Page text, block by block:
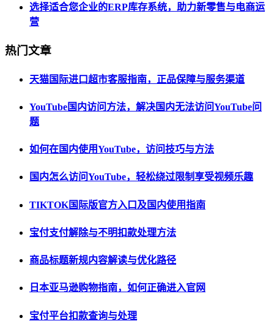
选择适合您企业的ERP库存系统，助力新零售与电商运
营
热门文章
天猫国际进口超市客服指南，正品保障与服务渠道
YouTube国内访问方法，解决国内无法访问YouTube问
题
如何在国内使用YouTube，访问技巧与方法
国内怎么访问YouTube，轻松绕过限制享受视频乐趣
TIKTOK国际版官方入口及国内使用指南
宝付支付解除与不明扣款处理方法
商品标题新规内容解读与优化路径
日本亚马逊购物指南，如何正确进入官网
宝付平台扣款查询与处理